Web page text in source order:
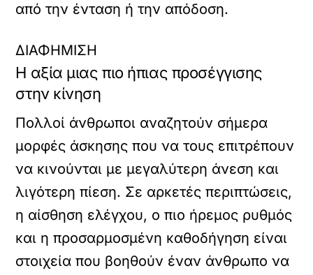
από την ένταση ή την απόδοση.
ΔΙΑΦΗΜΙΣΗ
Η αξία μιας πιο ήπιας προσέγγισης
στην κίνηση
Πολλοί άνθρωποι αναζητούν σήμερα
μορφές άσκησης που να τους επιτρέπουν
να κινούνται με μεγαλύτερη άνεση και
λιγότερη πίεση. Σε αρκετές περιπτώσεις,
η αίσθηση ελέγχου, ο πιο ήρεμος ρυθμός
και η προσαρμοσμένη καθοδήγηση είναι
στοιχεία που βοηθούν έναν άνθρωπο να